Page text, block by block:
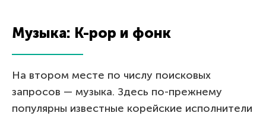
Музыка: K-pop и фонк
На втором месте по числу поисковых
запросов — музыка. Здесь по-прежнему
популярны известные корейские исполнители